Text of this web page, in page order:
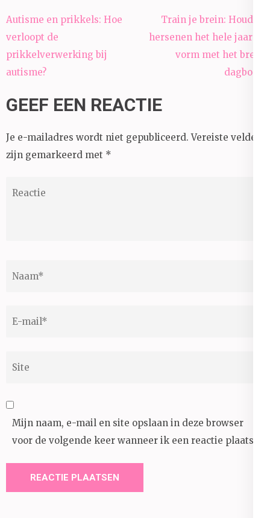
Bericht
navigatie
Autisme en prikkels: Hoe
verloopt de
prikkelverwerking bij
autisme?
Train je brein: Houd je
hersenen het hele jaar in
vorm met het brein
dagboek
GEEF EEN REACTIE
Je e-mailadres wordt niet gepubliceerd. Vereiste velden
zijn gemarkeerd met *
Mijn naam, e-mail en site opslaan in deze browser
voor de volgende keer wanneer ik een reactie plaats.